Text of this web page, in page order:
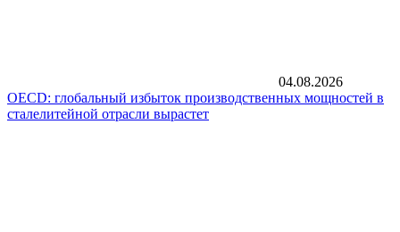
04.08.2026
OECD: глобальный избыток производственных мощностей в
сталелитейной отрасли вырастет